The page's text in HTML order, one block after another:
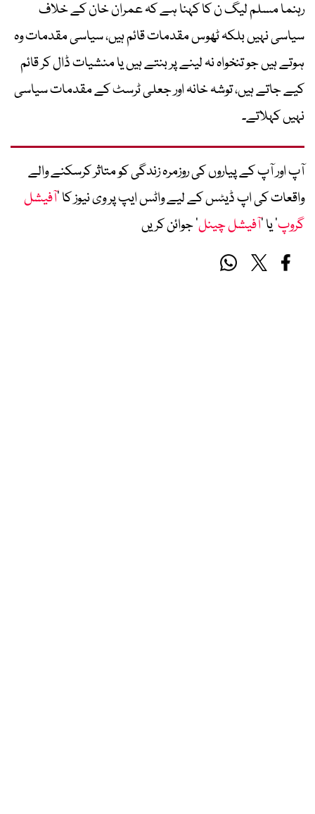
رہنما مسلم لیگ ن کا کہنا ہے کہ عمران خان کے خلاف
سیاسی نہیں بلکہ ٹھوس مقدمات قائم ہیں، سیاسی مقدمات وہ
ہوتے ہیں جو تنخواہ نہ لینے پر بنتے ہیں یا منشیات ڈال کر قائم
کیے جاتے ہیں، توشہ خانہ اور جعلی ٹرسٹ کے مقدمات سیاسی
نہیں کہلاتے۔
آپ اور آپ کے پیاروں کی روزمرہ زندگی کو متاثر کرسکنے والے
واقعات کی اپ ڈیٹس کے لیے واٹس ایپ پر وی نیوز کا ’آفیشل
گروپ‘ یا ’آفیشل چینل‘ جوائن کریں